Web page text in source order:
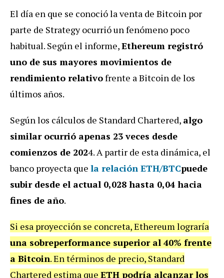
El día en que se conoció la venta de Bitcoin por
parte de Strategy ocurrió un fenómeno poco
habitual. Según el informe,Ethereum registró
uno de sus mayores movimientos de
rendimiento relativofrente a Bitcoin de los
últimos años.
Según los cálculos de Standard Chartered, algo
similar ocurrió apenas 23 veces desde
comienzos de 2024. A partir de esta dinámica, el
banco proyecta que la relación ETH/BTCpuede
subir desde el actual 0,028 hasta 0,04 hacia
fines de año.
Si esa proyección se concreta, Ethereum lograría
una sobreperformance superior al 40% frente
a Bitcoin. En términos de precio, Standard
Chartered estima que ETH podría alcanzar los